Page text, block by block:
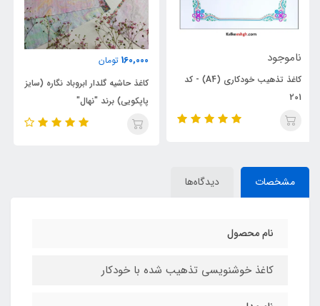
160,000
کاغذ حاشیه گلدار ابروباد نگاره (سایز
ناموجود
دفتر ابروباد مخصوص خوشنویسی
خودکاری نگاره
مشخصات دیدگاه‌ها
نام محصول
کاغذ خوشنویسی تذهیب شده با خودکار